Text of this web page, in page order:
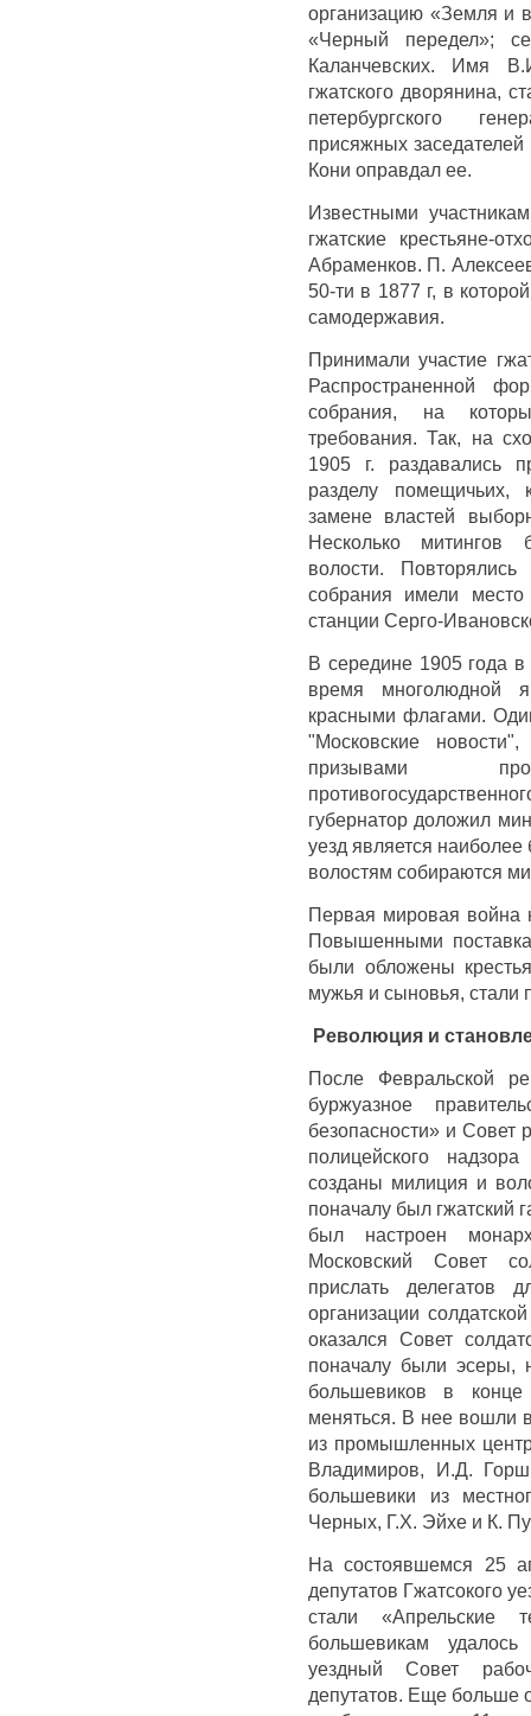
организацию «Земля и
«Черный передел»;
Каланчевских. Имя
гжатского дворянина,
петербургского
присяжных
Кони оправдал ее.
Известными
гжатские крестьяне-
Абраменков. П.
50-ти в 1877 г, в
самодержавия.
Принимали участие
Распространенной
собрания, на
требования. Так, на
1905 г. раздавались
разделу помещичьих,
замене властей
Несколько
волости.
собрания имели
станции Серго-
В середине 1905 года
время многолюдной
красными флагами.
"Московские
призывами
губернатор доложил
уезд является
волостям собираются
Первая мировая война
Повышенными
были обложены
мужья и сыновья, стали
Революция и
После Февральской
буржуазное
безопасности» и Совет
полицейского
созданы милиция и
поначалу был гжатский
был настроен
Московский Совет
прислать делегатов
организации
оказался Совет
поначалу были эсеры,
большевиков в
меняться. В нее вошли
из промышленных
Владимиров, И.Д.
большевики из
Черных, Г.Х. Эйхе и К.
На состоявшемся 25
депутатов Гжатсокого
стали
большевикам
уездный Совет
депутатов. Еще больше